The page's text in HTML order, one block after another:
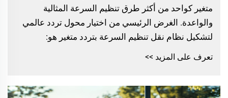
متغير كواحد من أكثر طرق تنظيم السرعة المثالية
والواعدة. الغرض الرئيسي من اختيار محول تردد عالمي
لتشكيل نظام نقل تنظيم السرعة بتردد متغير هو:
تعرف على المزيد >>